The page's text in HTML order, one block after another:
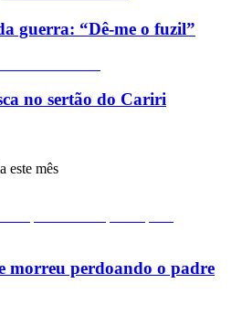
guerra: “Dê-me o fuzil”
no sertão do Cariri
este mês
morreu perdoando o padre